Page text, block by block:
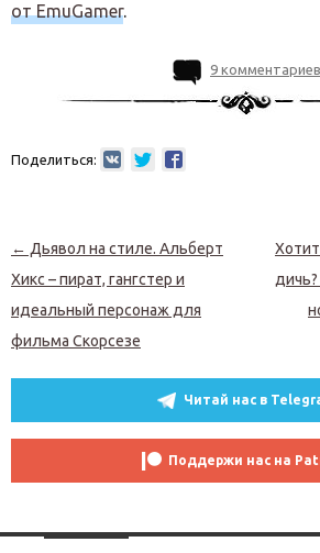
от EmuGamer.
9 комментариев
Поделиться:
Навигация по записям
← Дьявол на стиле. Альберт
Хикс – пират, гангстер и
идеальный персонаж для
фильма Скорсезе
Читай нас в
Поддержи нас на